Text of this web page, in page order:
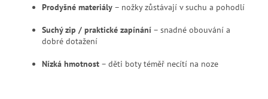
Prodyšné materiály – nožky zůstávají v suchu a pohodlí
Suchý zip / praktické zapínání – snadné obouvání a
dobré dotažení
Nízká hmotnost – děti boty téměř necítí na noze